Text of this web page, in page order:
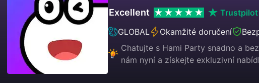
Excellent
Trustpilot
GLOBAL
Okamžité doručení
Chatujte s Hami Party snadno a
nám nyní a získejte exkluzivní